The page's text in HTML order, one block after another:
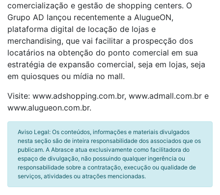
comercialização e gestão de shopping centers. O
Grupo AD lançou recentemente a AlugueON,
plataforma digital de locação de lojas e
merchandising, que vai facilitar a prospecção dos
locatários na obtenção do ponto comercial em sua
estratégia de expansão comercial, seja em lojas, seja
em quiosques ou mídia no mall.
Visite: www.adshopping.com.br, www.admall.com.br e
www.alugueon.com.br.
Aviso Legal: Os conteúdos, informações e materiais divulgados
nesta seção são de inteira responsabilidade dos associados que os
publicam. A Abrasce atua exclusivamente como facilitadora do
espaço de divulgação, não possuindo qualquer ingerência ou
responsabilidade sobre a contratação, execução ou qualidade de
serviços, atividades ou atrações mencionadas.